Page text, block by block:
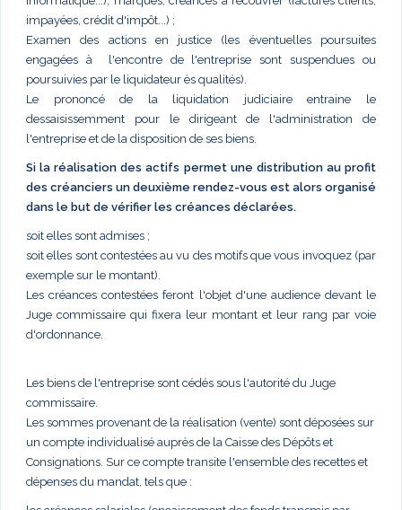
impayées, crédit d'impôt...) ;
Examen des actions en justice (les éventuelles poursuites
engagées à l'encontre de l'entreprise sont suspendues ou
poursuivies par le liquidateur ès qualités).
Le prononcé de la liquidation judiciaire entraine le
dessaisissemment pour le dirigeant de l'administration de
l'entreprise et de la disposition de ses biens.
Si la réalisation des actifs permet une distribution au profit
des créanciers un deuxième rendez-vous est alors organisé
dans le but de vérifier les créances déclarées.
soit elles sont admises ;
soit elles sont contestées au vu des motifs que vous invoquez (par
exemple sur le montant).
Les créances contestées feront l'objet d'une audience devant le
Juge commissaire qui fixera leur montant et leur rang par voie
d'ordonnance.
Les biens de l'entreprise sont cédés sous l'autorité du Juge
commissaire.
Les sommes provenant de la réalisation (vente) sont déposées sur
un compte individualisé auprès de la Caisse des Dépôts et
Consignations. Sur ce compte transite l'ensemble des recettes et
dépenses du mandat, tels que :